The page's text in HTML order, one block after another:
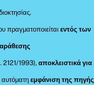
πραγματοποιείταιεντός των
2121/1993), αποκλειστικά για
αυτόματηεμφάνιση της πηγής